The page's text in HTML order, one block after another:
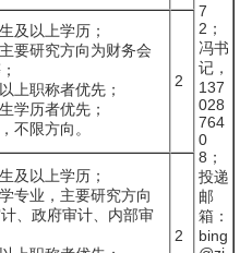
7
2；
冯书
记，
137
028
764
0
8；
投递
邮
箱：
bing
及以上学历；
要研究方向为财务会
上职称者优先；
学历者优先；
不限方向。
2
及以上学历；
专业，主要研究方向
、政府审计、内部审
2